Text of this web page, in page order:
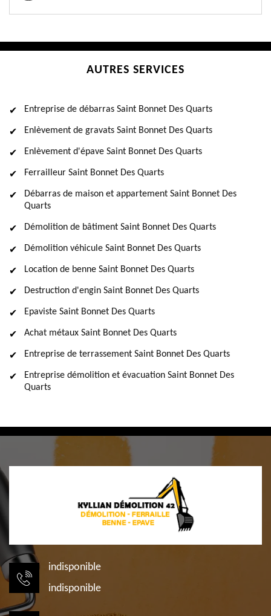
AUTRES SERVICES
Entreprise de débarras Saint Bonnet Des Quarts
Enlèvement de gravats Saint Bonnet Des Quarts
Enlèvement d'épave Saint Bonnet Des Quarts
Ferrailleur Saint Bonnet Des Quarts
Débarras de maison et appartement Saint Bonnet Des
Quarts
Démolition de bâtiment Saint Bonnet Des Quarts
Démolition véhicule Saint Bonnet Des Quarts
Location de benne Saint Bonnet Des Quarts
Destruction d'engin Saint Bonnet Des Quarts
Epaviste Saint Bonnet Des Quarts
Achat métaux Saint Bonnet Des Quarts
Entreprise de terrassement Saint Bonnet Des Quarts
Entreprise démolition et évacuation Saint Bonnet Des
Quarts
indisponible
indisponible